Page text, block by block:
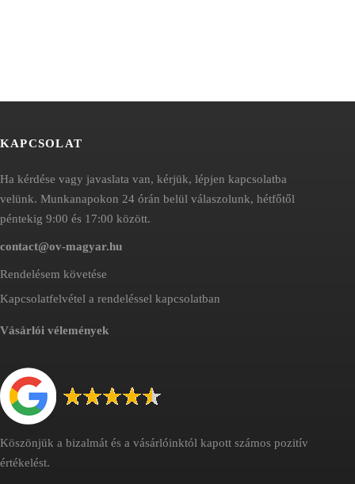
KAPCSOLAT
Ha kérdése vagy javaslata van, kérjük, lépjen kapcsolatba
velünk. Munkanapokon 24 órán belül válaszolunk, hétfőtől
péntekig 9:00 és 17:00 között.
contact@ov-magyar.hu
Rendelésem követése
Kapcsolatfelvétel a rendeléssel kapcsolatban
Vásárlói vélemények
Köszönjük a bizalmát és a vásárlóinktól kapott számos pozitív
értékelést.